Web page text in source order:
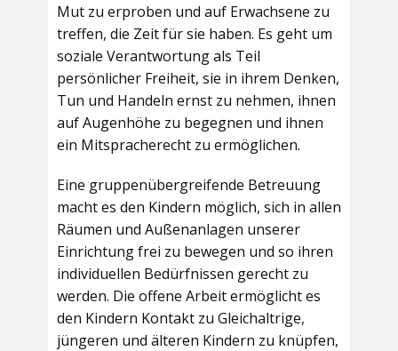
Mut zu erproben und auf Erwachsene zu
treffen, die Zeit für sie haben. Es geht um
soziale Verantwortung als Teil
persönlicher Freiheit, sie in ihrem Denken,
Tun und Handeln ernst zu nehmen, ihnen
auf Augenhöhe zu begegnen und ihnen
ein Mitspracherecht zu ermöglichen.
Eine gruppenübergreifende Betreuung
macht es den Kindern möglich, sich in allen
Räumen und Außenanlagen unserer
Einrichtung frei zu bewegen und so ihren
individuellen Bedürfnissen gerecht zu
werden. Die offene Arbeit ermöglicht es
den Kindern Kontakt zu Gleichaltrige,
jüngeren und älteren Kindern zu knüpfen,